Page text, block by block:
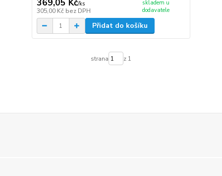
369,05 Kč/ks
305,00 Kč bez DPH
skladem u
dodavatele
Přidat do košíku
strana z 1